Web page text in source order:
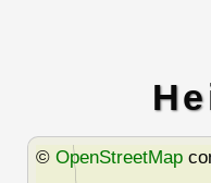
© OpenStreetMap